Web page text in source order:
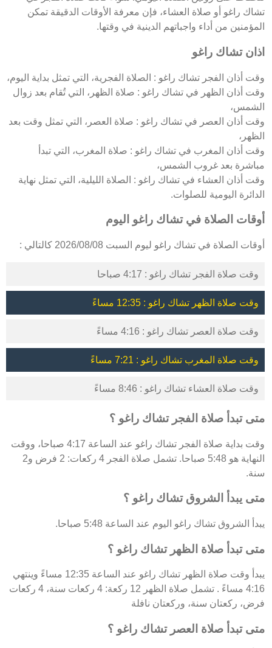
تشاك راغو أو صلاة العشاء، فإن معرفة الأوقات الدقيقة تمكن
المؤمنين من أداء واجباتهم الدينية في وقتها.
اذان تشاك راغو
وقت أذان الفجر تشاك راغو : الصلاة الفجرية، التي تمثل بداية اليوم،
وقت أذان الظهر في تشاك راغو : صلاة الظهر، التي تُقام بعد زوال
الشمس،
وقت أذان العصر في تشاك راغو : صلاة العصر، التي تمثل وقت بعد
الظهر،
وقت أذان المغرب في تشاك راغو : صلاة المغرب، التي تبدأ
مباشرة بعد غروب الشمس،
وقت أذان العشاء في تشاك راغو : الصلاة الليلية، التي تمثل نهاية
الدائرة اليومية للصلوات.
أوقات الصلاة في تشاك راغو اليوم
أوقات الصلاة في تشاك راغو ليوم السبت 2026/08/08 كالتالي :
وقت صلاة الفجر تشاك راغو : 4:17 صباحا
وقت صلاة الظهر تشاك راغو : 12:35 مساءً
وقت صلاة العصر تشاك راغو : 4:16 مساءً
وقت صلاة المغرب تشاك راغو : 7:21 مساءً
وقت صلاة العشاء تشاك راغو : 8:46 مساءً
متى تبدأ صلاة الفجر تشاك راغو ؟
وقت بداية صلاة الفجر تشاك راغو عند الساعة 4:17 صباحا، ووقت
النهاية هو 5:48 صباحا. تشمل صلاة الفجر 4 ركعات: 2 فرض و2
سنة.
متى يبدأ الشروق تشاك راغو ؟
يبدأ الشروق تشاك راغو اليوم عند الساعة 5:48 صباحا.
متى تبدأ صلاة الظهر تشاك راغو ؟
يبدأ وقت صلاة الظهر تشاك راغو عند الساعة 12:35 مساءً وينتهي
4:16 مساءً . تشمل صلاة الظهر 12 ركعة: 4 ركعات سنة، 4 ركعات
فرض، ركعتان سنة، وركعتان نافلة
متى تبدأ صلاة العصر تشاك راغو ؟